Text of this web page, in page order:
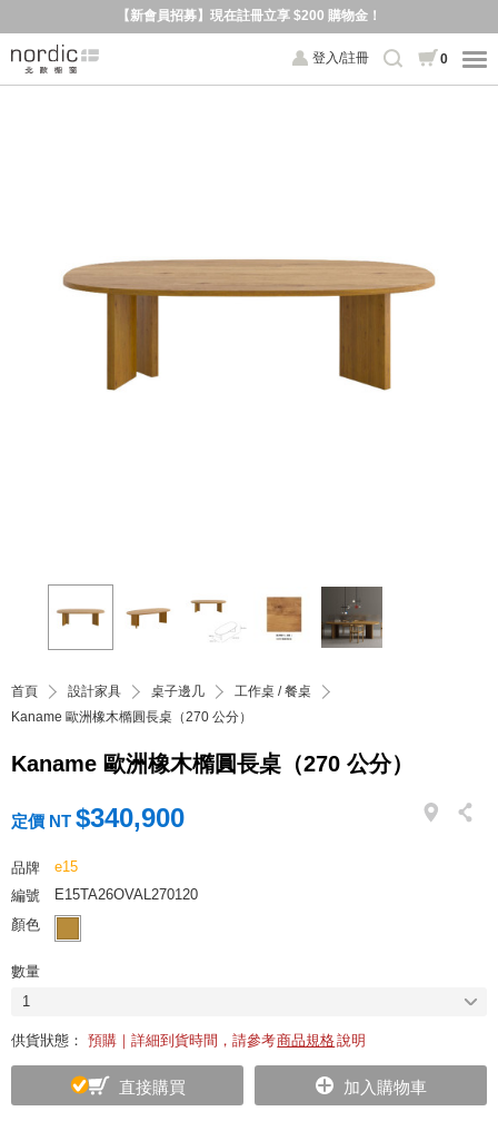
【新會員招募】現在註冊立享 $200 購物金！
登入/註冊 0
首頁 設計家具 桌子邊几
工作桌 / 餐桌
Kaname 歐洲橡木橢圓長桌（270 公分）
Kaname 歐洲橡木橢圓長桌（270 公分）
定價 NT $340,900
品牌
e15
編號
E15TA26OVAL270120
顏色
數量
1
供貨狀態： 預購｜詳細到貨時間，請參考商品規格說明
直接購買 加入購物車